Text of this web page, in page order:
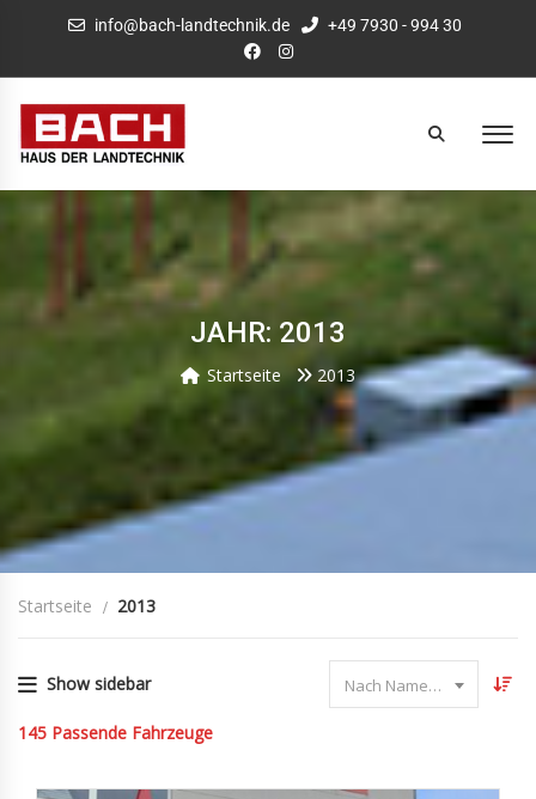
info@bach-landtechnik.de +49 7930 - 994 30
JAHR: 2013
Startseite 2013
Startseite 2013
Show sidebar Nach Name sortieren
145 Passende Fahrzeuge